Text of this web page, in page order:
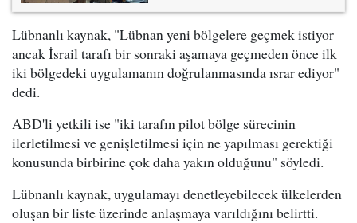
Lübnanlı kaynak, "Lübnan yeni bölgelere geçmek istiyor
ancak İsrail tarafı bir sonraki aşamaya geçmeden önce ilk
iki bölgedeki uygulamanın doğrulanmasında ısrar ediyor"
dedi.
ABD'li yetkili ise "iki tarafın pilot bölge sürecinin
ilerletilmesi ve genişletilmesi için ne yapılması gerektiği
konusunda birbirine çok daha yakın olduğunu" söyledi.
Lübnanlı kaynak, uygulamayı denetleyebilecek ülkelerden
oluşan bir liste üzerinde anlaşmaya varıldığını belirtti.